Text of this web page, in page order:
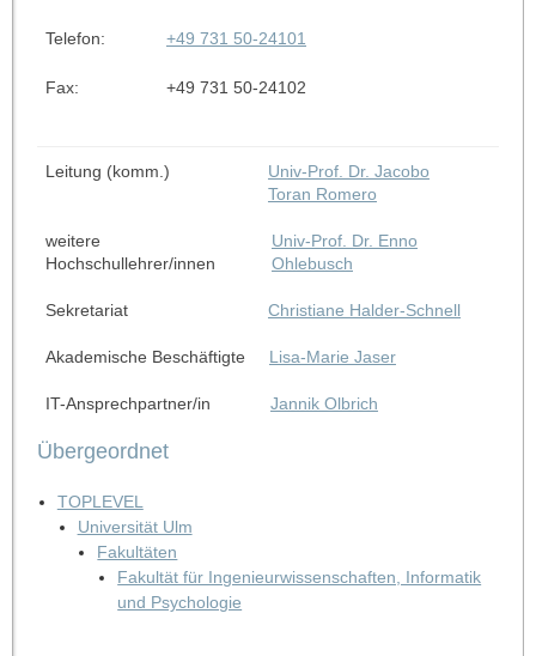
Telefon: +49 731 50-24101
Fax: +49 731 50-24102
Leitung (komm.)
Univ-Prof. Dr. Jacobo
Toran Romero
weitere
Hochschullehrer/innen
Univ-Prof. Dr. Enno
Ohlebusch
Sekretariat Christiane Halder-Schnell
Akademische Beschäftigte Lisa-Marie Jaser
IT-Ansprechpartner/in Jannik Olbrich
Übergeordnet
TOPLEVEL
Universität Ulm
Fakultäten
Fakultät für Ingenieurwissenschaften, Informatik
und Psychologie